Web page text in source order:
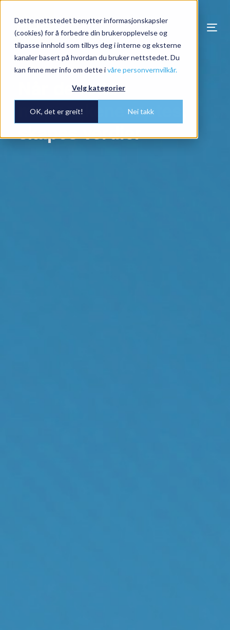
Dette nettstedet benytter informasjonskapsler
(cookies) for å forbedre din brukeropplevelse og
tilpasse innhold som tilbys deg i interne og eksterne
kanaler basert på hvordan du bruker nettstedet. Du
kan finne mer info om dette ivåre personvernvilkår.
Velg kategorier
OK, det er greit! Nei takk
Når de rette
menneskene møtes,
skapes verdier